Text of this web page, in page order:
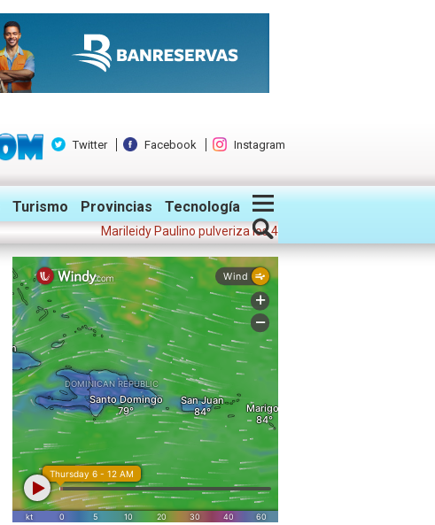
Twitter Facebook Instagram
Turismo Provincias Tecnología
Marileidy Paulino pulveriza los 400 metros con récord y gana oro;